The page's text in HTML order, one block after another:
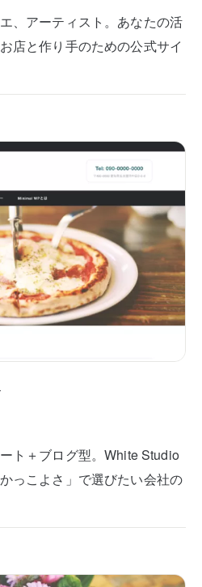
、アーティスト。あなたの活
店と作り手のための公式サイ
ト＋ブログ型。White Studio
っこよさ」で選びたい会社の